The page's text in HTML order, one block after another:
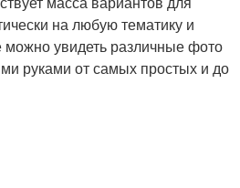
Года из бумаги
на любую тематику и
можно увидеть различные фото
руками от самых простых и до